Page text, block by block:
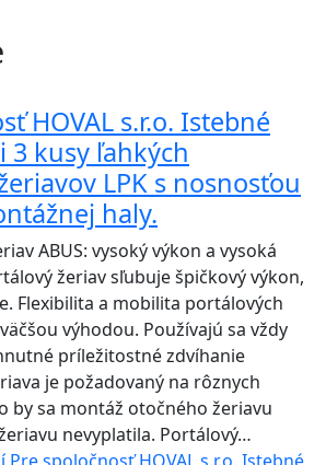
HOVAL s.r.o. Istebné
3 kusy ľahkých
LPK s nosnosťou
haly.
ABUS: vysoký výkon a vysoká
žeriav sľubuje špičkový výkon,
Flexibilita a mobilita portálových
výhodou. Používajú sa vždy
príležitostné zdvíhanie
je požadovaný na rôznych
by sa montáž otočného žeriavu
nevyplatila. Portálový…